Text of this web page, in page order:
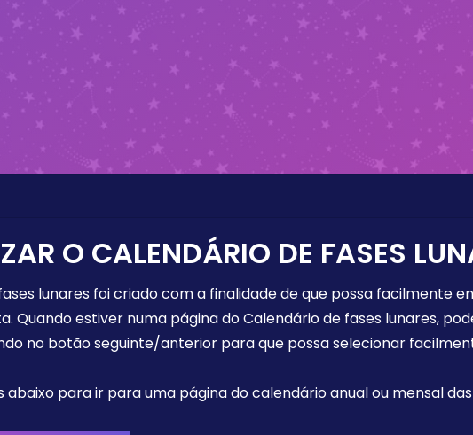
O CALENDÁRIO DE FASES
lunares foi criado com a finalidade de que possa facilmente
Quando estiver numa página do Calendário de fases lunares,
no botão seguinte/anterior para que possa selecionar
abaixo para ir para uma página do calendário anual ou mensal